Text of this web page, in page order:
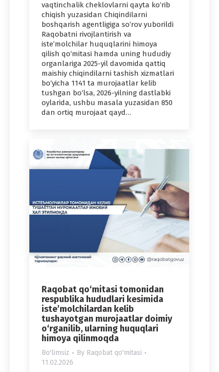
vaqtinchalik cheklovlarni qayta ko‘rib
chiqish yuzasidan Chiqindilarni
boshqarish agentligiga so‘rov yuborildi
Raqobatni rivojlantirish va
iste’molchilar huquqlarini himoya
qilish qo‘mitasi hamda uning hududiy
organlariga 2025-yil davomida qattiq
maishiy chiqindilarni tashish xizmatlari
bo‘yicha 1141 ta murojaatlar kelib
tushgan bo‘lsa, 2026-yilning dastlabki
oylarida, ushbu masala yuzasidan 850
dan ortiq murojaat qayd…
Raqobat qo‘mitasi tomonidan
respublika hududlari kesimida
iste’molchilardan kelib
tushayotgan murojaatlar doimiy
o‘rganilib, ularning huquqlari
himoya qilinmoqda
Bo'limsiz By Raqobat qo'mitasi
11.02.2026